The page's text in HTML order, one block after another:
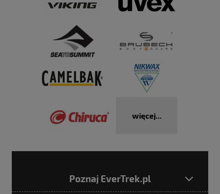
więcej...
Poznaj EverTrek.pl